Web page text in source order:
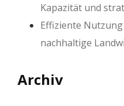
Kapazität und
Effiziente
nachhaltige
Archiv